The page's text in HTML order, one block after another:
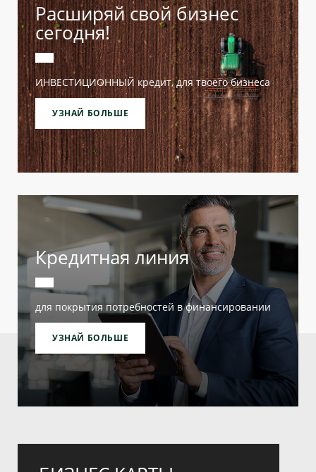
Расширяй свой бизнес
сегодня!
ИНВЕСТИЦИОННЫЙ кредит, для твоего бизнеса
УЗНАЙ БОЛЬШЕ
Кредитная линия
для покрытия потребностей в финансировании
УЗНАЙ БОЛЬШЕ